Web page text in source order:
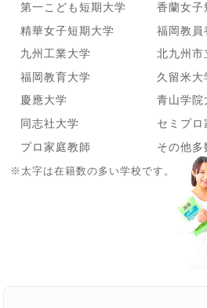
第一こども短期大学
香蘭女子
精華女子短期大学
福岡教員
九州工業大学
北九州市
福岡教育大学
久留米大
慶應大学
青山学院
同志社大学
セミプロ
プロ家庭教師
その他多
※太字は在籍数の多い学校です。